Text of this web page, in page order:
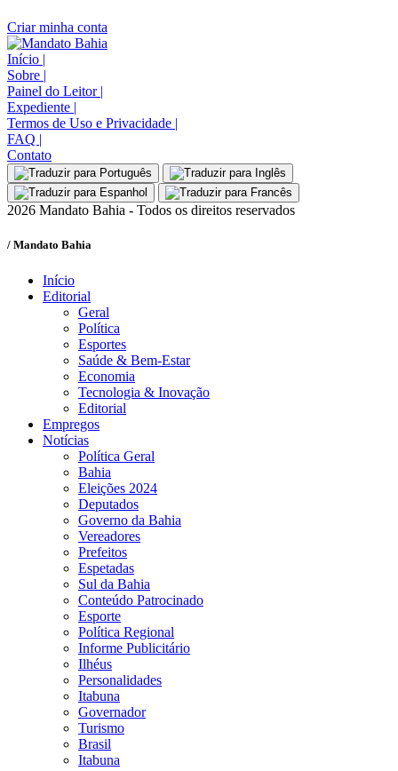
Criar minha conta
Início |
Sobre |
Painel do Leitor |
Expediente |
Termos de Uso e Privacidade |
FAQ |
Contato
2026 Mandato Bahia - Todos os direitos reservados
/ Mandato Bahia
Início
Editorial
Geral
Política
Esportes
Saúde & Bem-Estar
Economia
Tecnologia & Inovação
Editorial
Empregos
Notícias
Política Geral
Bahia
Eleições 2024
Deputados
Governo da Bahia
Vereadores
Prefeitos
Espetadas
Sul da Bahia
Conteúdo Patrocinado
Esporte
Política Regional
Informe Publicitário
Ilhéus
Personalidades
Itabuna
Governador
Turismo
Brasil
Itabuna